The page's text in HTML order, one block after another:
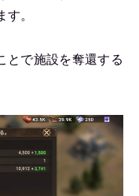
す。
とで施設を奪還する